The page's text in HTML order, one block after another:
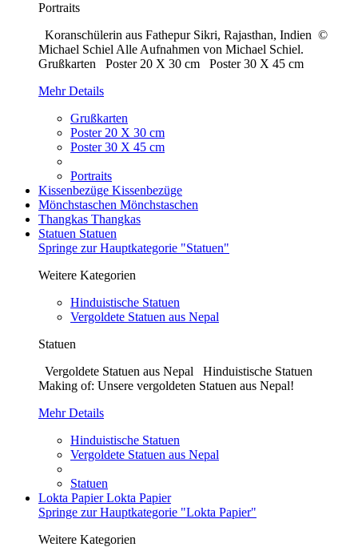
Portraits
Koranschülerin aus Fathepur Sikri, Rajasthan, Indien ©
Michael Schiel Alle Aufnahmen von Michael Schiel.
Grußkarten Poster 20 X 30 cm Poster 30 X 45 cm
Mehr Details
Grußkarten
Poster 20 X 30 cm
Poster 30 X 45 cm
Portraits
Kissenbezüge Kissenbezüge
Mönchstaschen Mönchstaschen
Thangkas Thangkas
Statuen Statuen
Springe zur Hauptkategorie "Statuen"
Weitere Kategorien
Hinduistische Statuen
Vergoldete Statuen aus Nepal
Statuen
Vergoldete Statuen aus Nepal Hinduistische Statuen
Making of: Unsere vergoldeten Statuen aus Nepal!
Mehr Details
Hinduistische Statuen
Vergoldete Statuen aus Nepal
Statuen
Lokta PapierLokta Papier
Springe zur Hauptkategorie "Lokta Papier"
Weitere Kategorien